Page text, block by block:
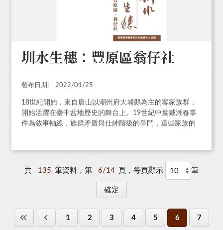
圳水生穗：豐原區翁仔社
發布日期: 2022/01/25
18世紀開始，來自唐山以潮州府大埔縣為主的客家族群，
開始活躍在臺中盆地歷史的舞台上。19世紀中葉戴潮春事
件為敘事軸線，族群矛盾與仕紳階級的爭鬥，這些家族的
共 135 筆資料，第 6/14 頁，每頁顯示 筆
1 2 3 4 5 6 7